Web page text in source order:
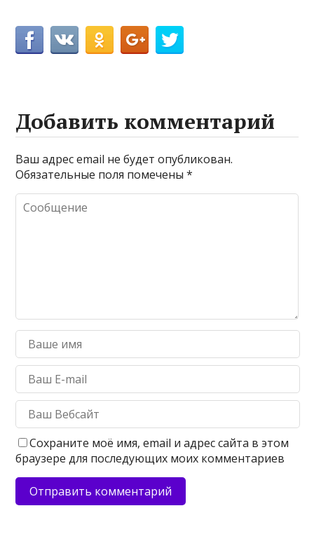
Добавить комментарий
Ваш адрес email не будет опубликован.
Обязательные поля помечены*
Сохраните моё имя, email и адрес сайта в этом
браузере для последующих моих комментариев